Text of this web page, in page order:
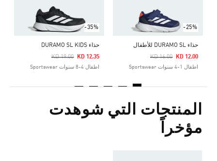
-25%
حذاء DURAMO SL للأطفال
Price Reduced From
KD 16.00
To KD 12.00
اطفال 1-4 سنوات Sportswear
-35%
حذاء DURAMO SL KIDS
Price Reduced From
KD 19.00
To KD 12.35
اطفال 4-8 سنوات Sportswear
المنتجات التي شوهدت
مؤخراً